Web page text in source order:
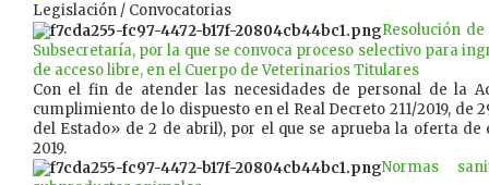
Legislación / Convocatorias
Resolución
Subsecretaría, por la que se convoca proceso selectivo para
de acceso libre, en el Cuerpo de Veterinarios Titulares
Con el fin de atender las necesidades de personal de la
cumplimiento de lo dispuesto en el Real Decreto 211/2019, de
del Estado» de 2 de abril), por el que se aprueba la oferta
2019.
Normas